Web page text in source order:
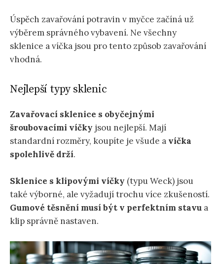
Úspěch zavařování potravin v myčce začíná už
výběrem správného vybavení. Ne všechny
sklenice a víčka jsou pro tento způsob zavařování
vhodná.
Nejlepší typy sklenic
Zavařovací sklenice s obyčejnými
šroubovacími víčky jsou nejlepší. Mají
standardní rozměry, koupíte je všude a víčka
spolehlivě drží.
Sklenice s klipovými víčky (typu Weck) jsou
také výborné, ale vyžadují trochu více zkušeností.
Gumové těsnění musí být v perfektním stavu a
klip správně nastaven.